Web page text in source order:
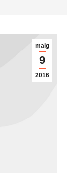
maig
9
2016